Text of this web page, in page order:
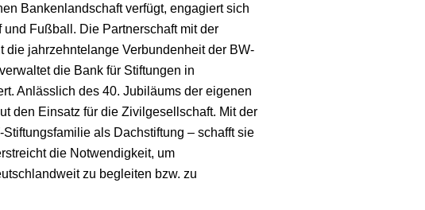
Bankenlandschaft verfügt, engagiert sich
Fußball. Die Partnerschaft mit der
die jahrzehntelange Verbundenheit der BW-
die Bank für Stiftungen in
Anlässlich des 40. Jubiläums der eigenen
den Einsatz für die Zivilgesellschaft. Mit der
als Dachstiftung – schafft sie
die Notwendigkeit, um
zu begleiten bzw. zu